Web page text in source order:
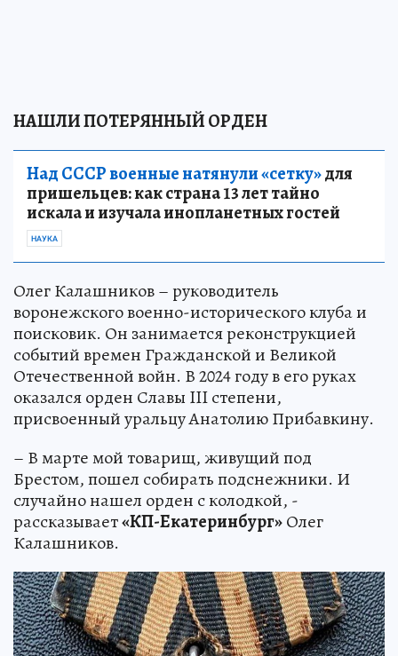
НАШЛИ ПОТЕРЯННЫЙ ОРДЕН
Над СССР военные натянули «сетку»для
пришельцев: как страна 13 лет тайно
искала и изучала инопланетных гостей
НАУКА
Олег Калашников – руководитель
воронежского военно-исторического клуба и
поисковик. Он занимается реконструкцией
событий времен Гражданской и Великой
Отечественной войн. В 2024 году в его руках
оказался орден Славы III степени,
присвоенный уральцу Анатолию Прибавкину.
– В марте мой товарищ, живущий под
Брестом, пошел собирать подснежники. И
случайно нашел орден с колодкой, -
рассказывает«КП-Екатеринбург»Олег
Калашников.